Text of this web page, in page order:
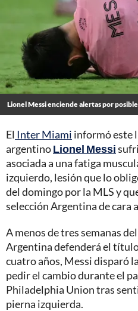
Lionel Messi enciende alertas por
El Inter Miami informó este
argentinoLionel Messi
asociada a una fatiga
izquierdo, lesión que lo
del domingo por la MLS y
selección Argentina de cara
A menos de tres semanas del
Argentina defenderá el
cuatro años, Messi disparó
pedir el cambio durante el
Philadelphia Union tras
pierna izquierda.